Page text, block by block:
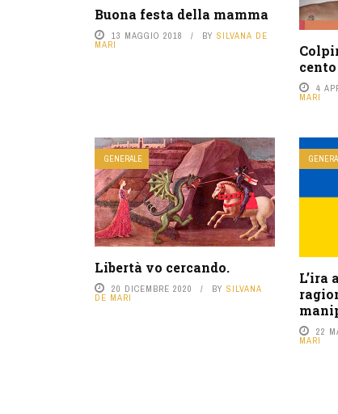
Buona festa della mamma
13 MAGGIO 2018 BY SILVANA DE
MARI
cento
4
MARI
GENERALE
Libertà vo cercando.
20 DICEMBRE 2020 BY SILVANA
DE MARI
L’ira
22
MARI